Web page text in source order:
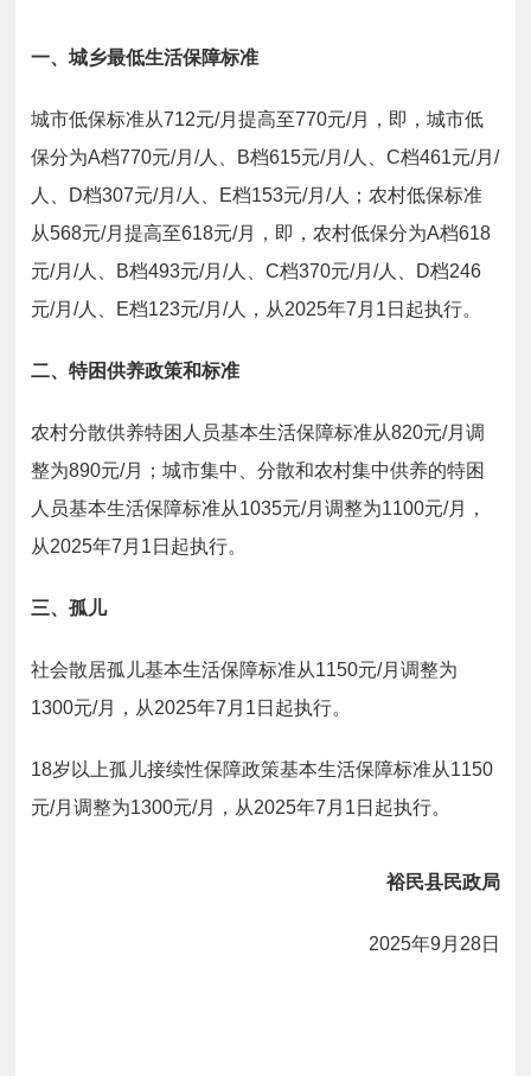
一、城乡最低生活保障标准
城市低保标准从712元/月提高至770元/月，即，城市低
保分为A档770元/月/人、B档615元/月/人、C档461元/月/
人、D档307元/月/人、E档153元/月/人；农村低保标准
从568元/月提高至618元/月，即，农村低保分为A档618
元/月/人、B档493元/月/人、C档370元/月/人、D档246
元/月/人、E档123元/月/人，从2025年7月1日起执行。
二、特困供养政策和标准
农村分散供养特困人员基本生活保障标准从820元/月调
整为890元/月；城市集中、分散和农村集中供养的特困
人员基本生活保障标准从1035元/月调整为1100元/月，
从2025年7月1日起执行。
三、孤儿
社会散居孤儿基本生活保障标准从1150元/月调整为
1300元/月，从2025年7月1日起执行。
18岁以上孤儿接续性保障政策基本生活保障标准从1150
元/月调整为1300元/月，从2025年7月1日起执行。
裕民县民政局
2025年9月28日